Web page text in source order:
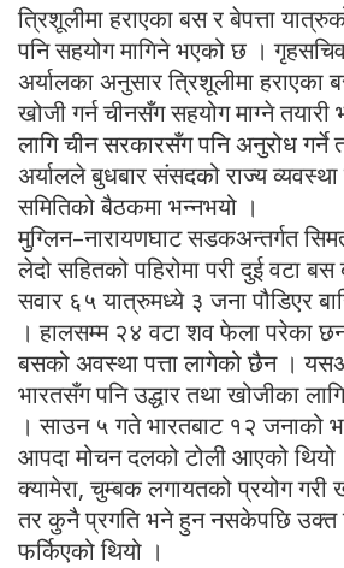
त्रिशूलीमा हराएका बस र बेपत्ता
पनि सहयोग मागिने भएको छ ।
अर्यालका अनुसार त्रिशूलीमा हराएका
खोजी गर्न चीनसँग सहयोग माग्ने
लागि चीन सरकारसँग पनि अनुरोध गर्ने
अर्यालले बुधबार संसदको राज्य
समितिको बैठकमा भन्नभयो ।
मुग्लिन–नारायणघाट सडकअन्तर्गत
लेदो सहितको पहिरोमा परी दुई वटा
सवार ६५ यात्रुमध्ये ३ जना पौडिएर
। हालसम्म २४ वटा शव फेला परेका
बसको अवस्था पत्ता लागेको छैन ।
भारतसँग पनि उद्धार तथा खोजीका
। साउन ५ गते भारतबाट १२ जनाको
आपदा मोचन दलको टोली आएको थियो
क्यामेरा, चुम्बक लगायतको प्रयोग गरी
तर कुनै प्रगति भने हुन नसकेपछि उक्त
फर्किएको थियो ।